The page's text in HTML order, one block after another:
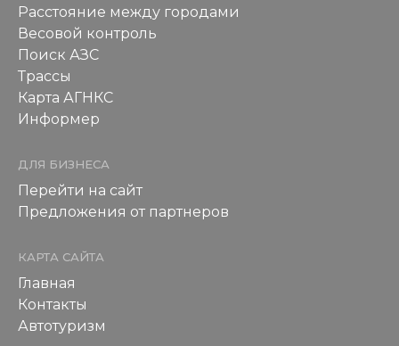
Расстояние между городами
Весовой контроль
Поиск АЗС
Трассы
Карта АГНКС
Информер
ДЛЯ БИЗНЕСА
Перейти на сайт
Предложения от партнеров
КАРТА САЙТА
Главная
Контакты
Автотуризм